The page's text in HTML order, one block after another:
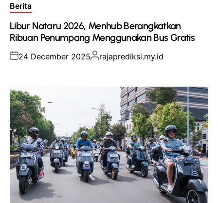
Posted
Berita
Libur Nataru 2026, Menhub Berangkatkan
Ribuan Penumpang Menggunakan Bus Gratis
Posted
24 December 2025Posted
rajaprediksi.my.id